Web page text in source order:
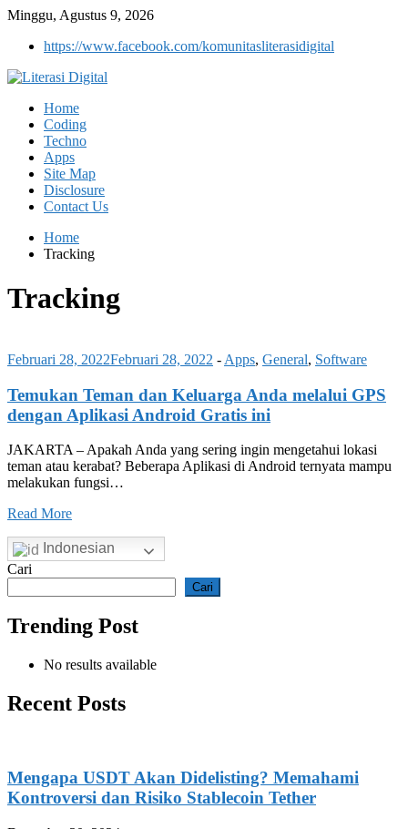
Minggu, Agustus 9, 2026
https://www.facebook.com/komunitasliterasidigital
Home
Coding
Techno
Apps
Site Map
Disclosure
Contact Us
Home
Tracking
Tracking
Februari 28, 2022Februari 28, 2022 - Apps, General, Software
Temukan Teman dan Keluarga Anda melalui GPS
dengan Aplikasi Android Gratis ini
JAKARTA – Apakah Anda yang sering ingin mengetahui lokasi
teman atau kerabat? Beberapa Aplikasi di Android ternyata mampu
melakukan fungsi…
Read More
Indonesian
Cari
Cari
Trending Post
No results available
Recent Posts
Mengapa USDT Akan Didelisting? Memahami
Kontroversi dan Risiko Stablecoin Tether